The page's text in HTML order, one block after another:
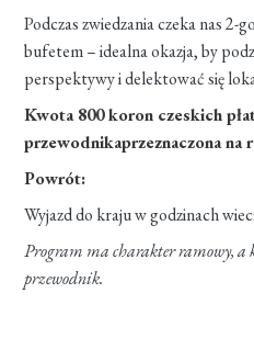
Podczas zwiedzania czeka nas 2-
bufetem – idealna okazja, by
perspektywy i delektować się
Kwota 800 koron czeskich
przewodnikaprzeznaczona na
Powrót:
Wyjazd do kraju w godzinach
Program ma charakter ramowy, a
przewodnik.